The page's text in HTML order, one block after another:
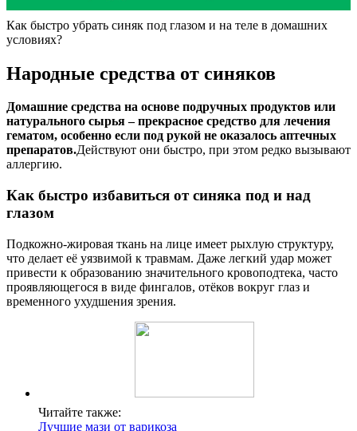
Как быстро убрать синяк под глазом и на теле в домашних
условиях?
Народные средства от синяков
Домашние средства на основе подручных продуктов или
натурального сырья – прекрасное средство для лечения
гематом, особенно если под рукой не оказалось аптечных
препаратов.Действуют они быстро, при этом редко вызывают
аллергию.
Как быстро избавиться от синяка под и над
глазом
Подкожно-жировая ткань на лице имеет рыхлую структуру,
что делает её уязвимой к травмам. Даже легкий удар может
привести к образованию значительного кровоподтека, часто
проявляющегося в виде фингалов, отёков вокруг глаз и
временного ухудшения зрения.
Читайте также:
Лучшие мази от варикоза